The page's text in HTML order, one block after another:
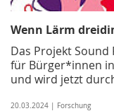
Wenn Lärm
Das Projekt Sound
für Bürger*innen
und wird jetzt
20.03.2024 | Forschung